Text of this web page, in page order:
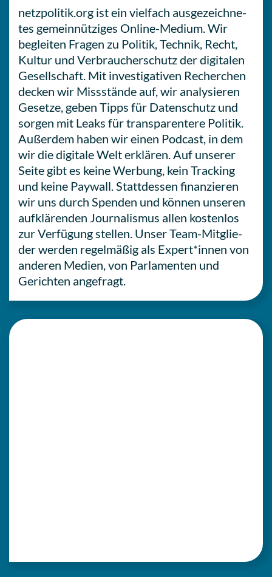
netzpolitik.org ist ein viel­fach aus­ge­zeich­ne­
tes gemein­nüt­zi­ges Online-Medium. Wir
beglei­ten Fragen zu Politik, Technik, Recht,
Kultur und Ver­brau­cher­schutz der digi­ta­len
Gesell­schaft. Mit inves­ti­ga­ti­ven Recher­chen
decken wir Miss­stän­de auf, wir ana­ly­sie­ren
Gesetze, geben Tipps für Daten­schutz und
sorgen mit Leaks für trans­pa­ren­te­re Politik.
Außer­dem haben wir einen Podcast, in dem
wir die digi­ta­le Welt erklä­ren. Auf unserer
Seite gibt es keine Werbung, kein Track­ing
und keine Paywall. Statt­des­sen finan­zie­ren
wir uns durch Spenden und können unseren
auf­klä­ren­den Jour­na­lis­mus allen kos­ten­los
zur Ver­fü­gung stellen. Unser Team-Mit­glie­
der werden regel­mä­ßig als Expert*innen von
anderen Medien, von Par­la­men­ten und
Gerich­ten angefragt.